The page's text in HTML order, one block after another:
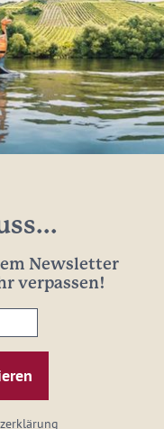
Newsletter
verpassen!